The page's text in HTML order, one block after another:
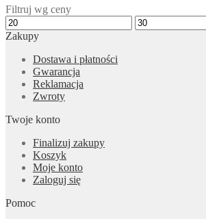
Filtruj wg ceny
Cena
min
Cena
max
Zakupy
Dostawa i płatności
Gwarancja
Reklamacja
Zwroty
Twoje konto
Finalizuj zakupy
Koszyk
Moje konto
Zaloguj się
Pomoc